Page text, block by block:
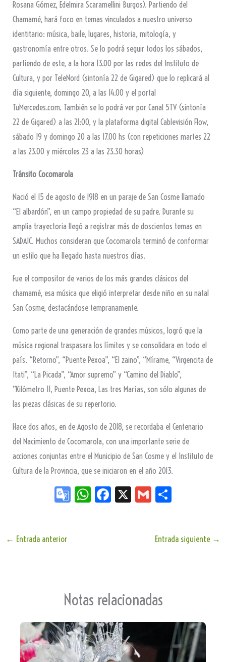
Rosana Gómez, Edelmira Scaramellini Burgos). Partiendo del
Chamamé, hará foco en temas vinculados a nuestro universo
identitario: música, baile, lugares, historia, mitología, y
gastronomía entre otros. Se lo podrá seguir todos los sábados,
partiendo de este, a la hora 13.00 por las redes del Instituto de
Cultura, y por TeleNord (sintonía 22 de Gigared) que lo replicará al
día siguiente, domingo 20, a las 14.00 y el portal
TuMercedes.com. También se lo podrá ver por Canal 5TV (sintonía
22 de Gigared) a las 21:00, y la plataforma digital Cablevisión Flow,
sábado 19 y domingo 20 a las 17.00 hs (con repeticiones martes 22
a las 23.00 y miércoles 23 a las 23.30 horas)
Tránsito Cocomarola
Nació el 15 de agosto de 1918 en un paraje de San Cosme llamado
“El albardón”, en un campo propiedad de su padre. Durante su
amplia trayectoria llegó a registrar más de doscientos temas en
SADAIC. Muchos consideran que Cocomarola terminó de conformar
un estilo que ha llegado hasta nuestros días.
Fue el compositor de varios de los más grandes clásicos del
chamamé, esa música que eligió interpretar desde niño en su natal
San Cosme, destacándose tempranamente.
Como parte de una generación de grandes músicos, logró que la
música regional traspasara los límites y se consolidara en todo el
país. “Retorno”, “Puente Pexoa”, “El zaino”, “Mírame, “Virgencita de
Itati”, “La Picada”, “Amor supremo” y “Camino del Diablo”,
”Kilómetro 11, Puente Pexoa, Las tres Marías, son sólo algunas de
las piezas clásicas de su repertorio.
Hace dos años, en de Agosto de 2018, se recordaba el Centenario
del Nacimiento de Cocomarola, con una importante serie de
acciones conjuntas entre el Municipio de San Cosme y el Instituto de
Cultura de la Provincia, que se iniciaron en el año 2013.
Go
te
W
Fa
X
G
← Entrada anterior Entrada siguiente →
Notas relacionadas